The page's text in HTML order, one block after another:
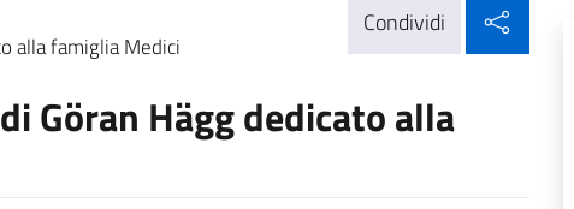
alla famiglia Medici
Condividi
Göran Hägg dedicato alla